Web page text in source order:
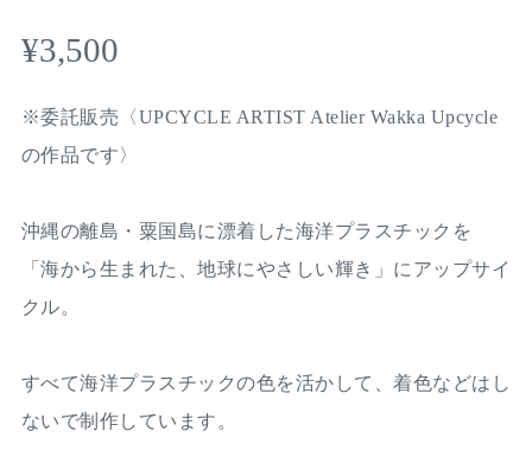
¥3,500
※委託販売〈UPCYCLE ARTIST Atelier Wakka Upcycle
の作品です〉
沖縄の離島・粟国島に漂着した海洋プラスチックを
「海から生まれた、地球にやさしい輝き」にアップサイ
クル。
すべて海洋プラスチックの色を活かして、着色などはし
ないで制作しています。